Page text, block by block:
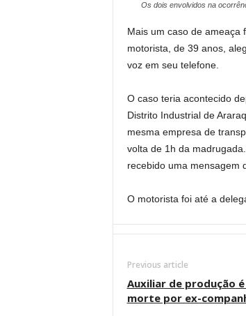
Os dois envolvidos na
Mais um caso de ameaça
motorista, de 39 anos,
voz em seu telefone.
O caso teria acontecido
Distrito Industrial de
mesma empresa de
volta de 1h da
recebido uma mensagem
O motorista foi até a
Previous article
Auxiliar de produção
morte por ex-